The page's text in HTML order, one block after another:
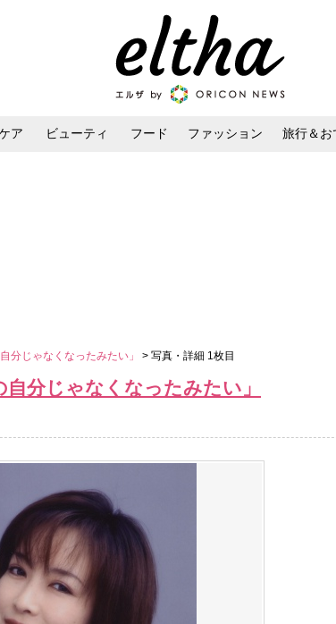
ア ビューティ フード ファッション 旅行＆お
分じゃなくなったみたい」 > 写真・詳細 1枚目
分じゃなくなったみたい」